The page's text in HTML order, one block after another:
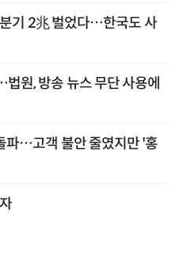
기 2兆 벌었다…한국도 사
원, 방송 뉴스 무단 사용에
파…고객 불안 줄였지만 '홍